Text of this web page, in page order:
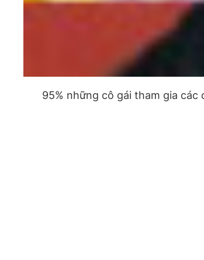
95% những cô gái tham gia